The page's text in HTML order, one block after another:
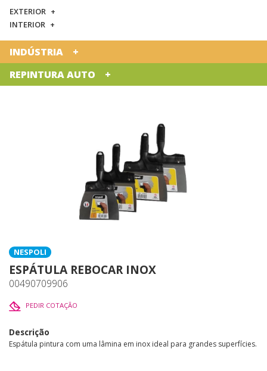
EXTERIOR
INTERIOR
INDÚSTRIA
REPINTURA AUTO
NESPOLI
ESPÁTULA REBOCAR INOX
00490709906
PEDIR COTAÇÃO
Descrição
Espátula pintura com uma lâmina em inox ideal para grandes superfícies.